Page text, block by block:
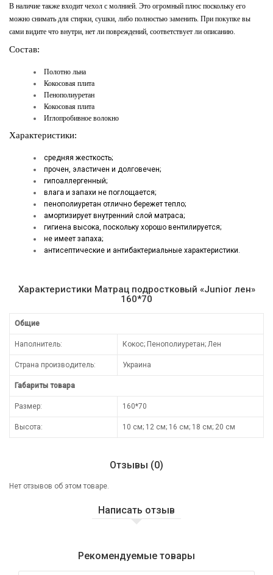
В наличие также входит чехол с молнией. Это огромный плюс поскольку его
можно снимать для стирки, сушки, либо полностью заменить. При покупке вы
сами видите что внутри, нет ли повреждений, соответствует ли описанию.
Состав:
Полотно льна
Кокосовая плита
Пенополиуретан
Кокосовая плита
Иглопробивное волокно
Характеристики:
средняя жесткость;
прочен, эластичен и долговечен;
гипоаллергенный;
влага и запахи не поглощается;
пенополиуретан отлично бережет тепло;
амортизирует внутренний слой матраса;
гигиена высока, поскольку хорошо вентилируется;
не имеет запаха;
антисептические и антибактериальные характеристики.
Характеристики Матрац подростковый «Junior лен»
160*70
Общие
Наполнитель: Кокос; Пенополиуретан; Лен
Страна производитель: Украина
Габариты товара
Размер: 160*70
Высота: 10 см; 12 см; 16 см; 18 см; 20 см
Отзывы (0)
Нет отзывов об этом товаре.
Написать отзыв
Рекомендуемые товары